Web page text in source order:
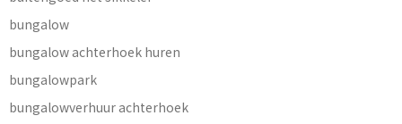
bungalow
bungalow achterhoek huren
bungalowpark
bungalowverhuur achterhoek